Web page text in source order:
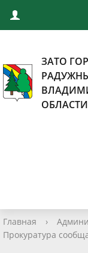
ЗАТО
ОБЛАСТИ
Главная ›
Прокуратура